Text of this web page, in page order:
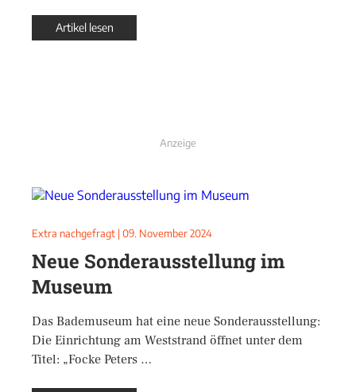
Artikel lesen
Anzeige
Extra nachgefragt | 09. November 2024
Neue Sonderausstellung im
Museum
Das Bademuseum hat eine neue Sonderausstellung:
Die Einrichtung am Weststrand öffnet unter dem
Titel: „Focke Peters …